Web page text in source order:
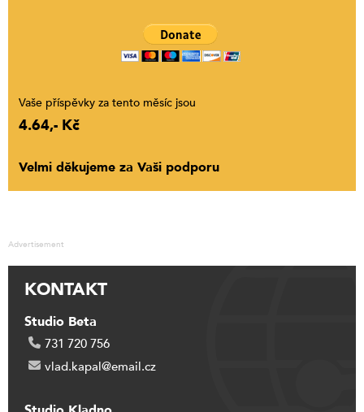
Vaše příspěvky za tento měsíc jsou
4.64,- Kč
Velmi děkujeme za Vaši podporu
Advertisement
KONTAKT
Studio Beta
731 720 756
vlad.kapal@email.cz